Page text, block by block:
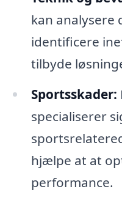
kan analysere
identificere
tilbyde
Sportsskader:
specialiserer
hjælpe at at
performance.